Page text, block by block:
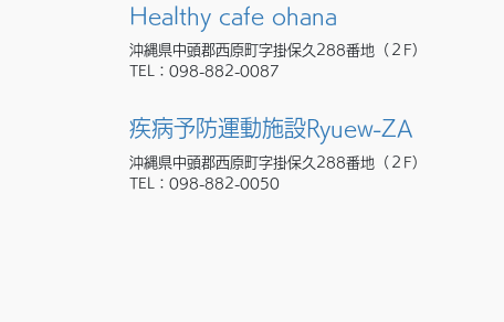
Healthy cafe ohana
沖縄県中頭郡西原町字掛保久288番地（２F）
TEL： 098-882-0087
疾病予防運動施設Ryuew-ZA
沖縄県中頭郡西原町字掛保久288番地（２F）
TEL： 098-882-0050